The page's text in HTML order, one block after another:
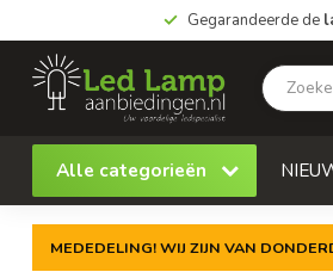
Gegarandeerde de
Alle categorieën
MEDEDELING! WIJ ZIJN VAN